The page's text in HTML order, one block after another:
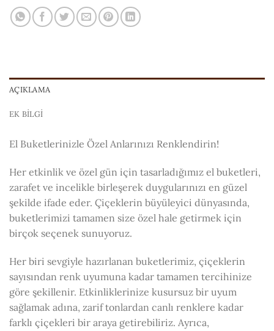
AÇIKLAMA
EK BILGI
El Buketlerinizle Özel Anlarınızı Renklendirin!
Her etkinlik ve özel gün için tasarladığımız el buketleri,
zarafet ve incelikle birleşerek duygularınızı en güzel
şekilde ifade eder. Çiçeklerin büyüleyici dünyasında,
buketlerimizi tamamen size özel hale getirmek için
birçok seçenek sunuyoruz.
Her biri sevgiyle hazırlanan buketlerimiz, çiçeklerin
sayısından renk uyumuna kadar tamamen tercihinize
göre şekillenir. Etkinliklerinize kusursuz bir uyum
sağlamak adına, zarif tonlardan canlı renklere kadar
farklı çiçekleri bir araya getirebiliriz. Ayrıca,